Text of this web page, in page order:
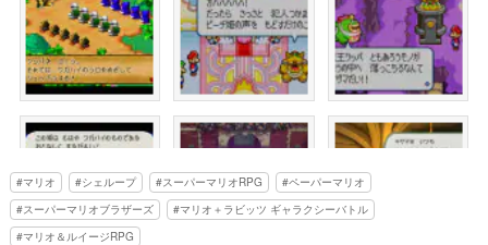
マリオ シェループ スーパーマリオRPG
ペーパーマリオ
スーパーマリオブラザーズ
マリオ＋ラビッツ ギャラクシーバトル
マリオ＆ルイージRPG